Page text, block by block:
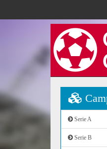
Serie A
Serie B